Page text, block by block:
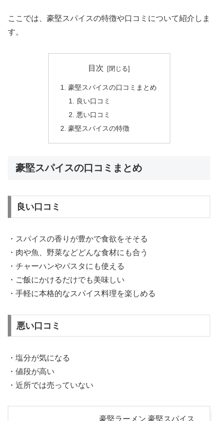
ここでは、豪堅スパイスの特徴や口コミについて紹介しま
す。
目次
豪堅スパイスの口コミまとめ
良い口コミ
悪い口コミ
豪堅スパイスの特徴
豪堅スパイスの口コミまとめ
良い口コミ
・スパイスの香りが豊かで食欲をそそる
・肉や魚、野菜などどんな食材にも合う
・チャーハンやパスタにも使える
・ご飯にかけるだけでも美味しい
・手軽に本格的なスパイス料理を楽しめる
悪い口コミ
・塩分が気になる
・値段が高い
・近所では売っていない
豪堅ラーメン 豪堅スパイス